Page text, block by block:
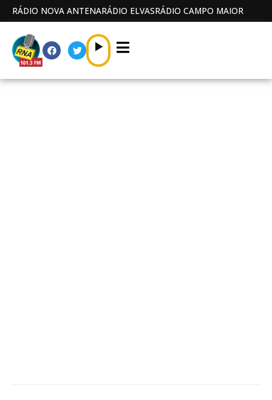
RÁDIO NOVA ANTENARÁDIO ELVASRÁDIO CAMPO MAIOR